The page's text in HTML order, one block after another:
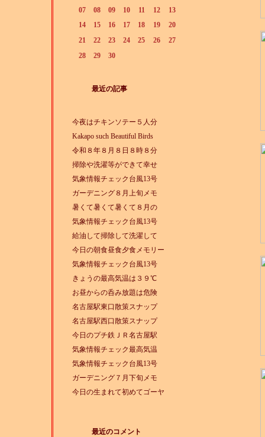
07
08 09 10 11 12
13
14
15 16 17 18 19
20
21
22 23 24 25 26
27
28
29 30
最近の記事
今夜はチキンソテー５人分
Kakapo such Beautiful Birds
令和８年８月８日８時８分
掃除や洗濯等ができて幸せ
気象情報チェック台風13号
ガーデニング８月上旬メモ
暑くて暑くて暑くて８月の
気象情報チェック台風13号
給油して掃除して洗濯して
今日の朝食昼食夕食メモリー
気象情報チェック台風13号
きょうの最高気温は３９℃
お昼からの呑み放題は危険
名古屋駅東口散策スナップ
名古屋駅西口散策スナップ
今日のプチ鉄ＪＲ名古屋駅
気象情報チェック最高気温
気象情報チェック台風13号
ガーデニング７月下旬メモ
今日の生まれて初めてゴーヤ
最近のコメント